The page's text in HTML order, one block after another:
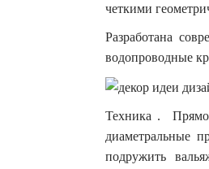
четкими
Разработана
водопроводные
Техника .
диаметральные
подружить